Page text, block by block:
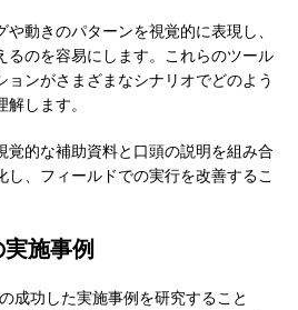
動きのパターンを視覚的に表現し、
るのを容易にします。これらのツール
ョンがさまざまなシナリオでどのよう
します。
覚的な補助資料と口頭の説明を組み合
、フィールドでの実行を改善するこ
施事例
成功した実施事例を研究すること